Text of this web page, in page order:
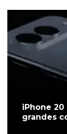
iPhone 20
grandes